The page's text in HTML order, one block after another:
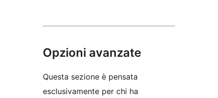
Opzioni avanzate
Questa sezione è pensata
esclusivamente per chi ha